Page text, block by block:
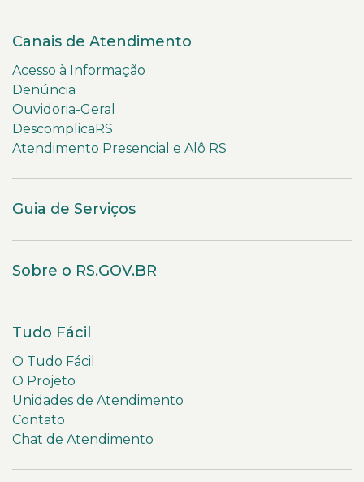
Canais de Atendimento
Acesso à Informação
Denúncia
Ouvidoria-Geral
DescomplicaRS
Atendimento Presencial e Alô RS
Guia de Serviços
Sobre o RS.GOV.BR
Tudo Fácil
O Tudo Fácil
O Projeto
Unidades de Atendimento
Contato
Chat de Atendimento